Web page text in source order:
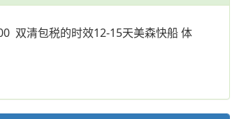
双清包税的时效12-15天美森快船 体